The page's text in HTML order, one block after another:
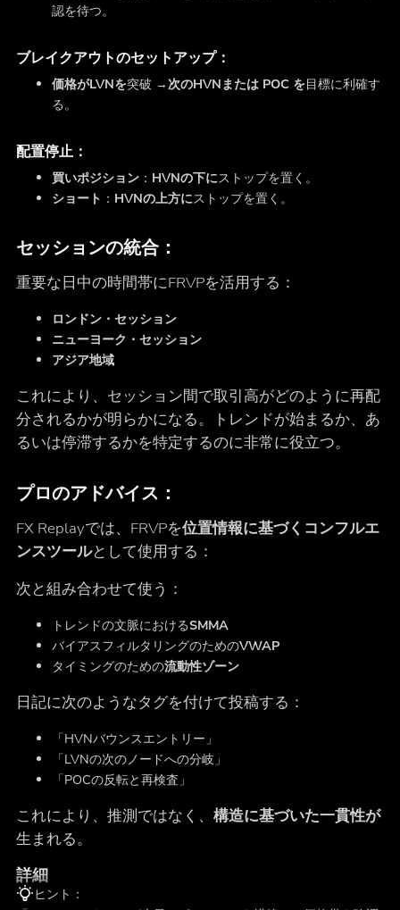
認を待つ。
ブレイクアウトのセットアップ：
価格がLVNを突破 →次のHVNまたは POC を目標に利確す
る。
配置停止：
買いポジション： HVNの下にストップを置く。
ショート ： HVNの上方にストップを置く。
セッションの統合：
重要な日中の時間帯にFRVPを活用する：
ロンドン・セッション
ニューヨーク・セッション
アジア地域
これにより、セッション間で取引高がどのように再配
分されるかが明らかになる。トレンドが始まるか、あ
るいは停滞するかを特定するのに非常に役立つ。
プロのアドバイス：
FX Replayでは、FRVPを位置情報に基づくコンフルエ
ンスツールとして使用する：
次と組み合わせて使う：
トレンドの文脈におけるSMMA
バイアスフィルタリングのためのVWAP
タイミングのための流動性ゾーン
日記に次のようなタグを付けて投稿する：
「HVNバウンスエントリー」
「LVNの次のノードへの分岐」
「POCの反転と再検査」
これにより、推測ではなく、 構造に基づいた一貫性が
生まれる。
詳細
ヒント：